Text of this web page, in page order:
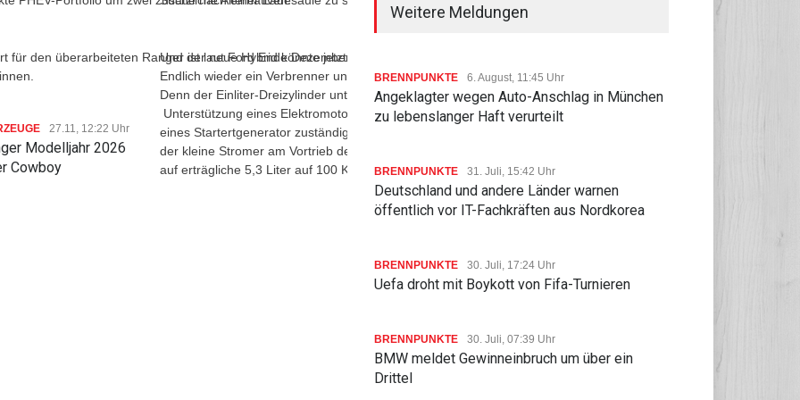
für den überarbeiteten Ranger ist laut Ford Ende Dezember. Die Auslieferungen sollen im Mai
27.11, 12:22 Uhr
Modelljahr 2026
Cowboy
Und der neue Hybrid könnte jetzt die verletzte Seele unserer südeuropäischen Nachbarn wieder heilen.
Endlich wieder ein Verbrenner und ein Hauch von Elektrizität als eine Art Trostpflaster fürs grüne Gewissen.
Denn der Einliter-Dreizylinder unter der kleinen Fronthaube schafft seine 48 kW/65 PS dank der
Unterstützung eines Elektromotors, der seine Leistung aus einer 12-Volt Batterie bezieht und für den Betrieb
eines Startertgenerator zuständig ist. Beim Anfahren aus dem Stand und beim Beschleunigen beteiligt sich
der kleine Stromer am Vortrieb des 3,50 Meter kurzen Stadtautos. Und trägt dazu bei, dass der Verbrauch
auf erträgliche 5,3 Liter auf 100 Kilometer gedrückt wird.
allem beim Tritt aufs rechte Pedal. Es dauert fast 16 Sekunden, bis die Hunderter-Marke endlich in Tacho
erreicht ist. Später aus der Autobahn sind dann 155 km/h drin. Schließlich wildert ein Fiat 500 von jeher im
Und da gelten andere Werte. Wie zum Beispiel gute Sitze trotz bescheidener Außenmaße, eine
überraschende Fülle von modernen Assistenten, die zum Beispiel für eine Notbremsung bei drohender
Weitere Meldungen
BRENNPUNKTE 6. August, 11:45 Uhr
Angeklagter wegen Auto-Anschlag in München
zu lebenslanger Haft verurteilt
BRENNPUNKTE 31. Juli, 15:42 Uhr
Deutschland und andere Länder warnen
öffentlich vor IT-Fachkräften aus Nordkorea
BRENNPUNKTE 30. Juli, 17:24 Uhr
Uefa droht mit Boykott von Fifa-Turnieren
BRENNPUNKTE 30. Juli, 07:39 Uhr
BMW meldet Gewinneinbruch um über ein
Drittel